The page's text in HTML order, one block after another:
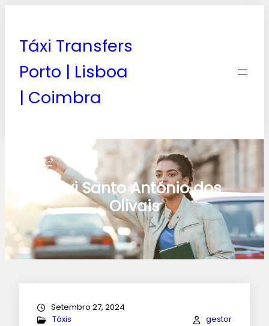
Táxi Transfers
Porto | Lisboa
| Coimbra
Taxi Santo António dos
Olivais
Setembro 27, 2024
Táxis
gestor